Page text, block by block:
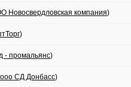
Новосвердловская компания)
)
- промальянс)
ooo СД Донбасс)